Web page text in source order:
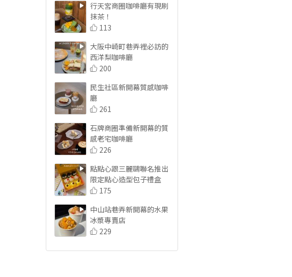
行天宮商圈咖啡廳有現刷
抹茶！
113
大阪中崎町巷弄裡必訪的
西洋梨咖啡廳
200
民生社區新開幕質感咖啡
廳
261
石牌商圈準備新開幕的質
感老宅咖啡廳
226
點點心跟三麗鷗聯名推出
限定點心造型包子禮盒
175
中山站巷弄新開幕的水果
冰漿專賣店
229
東門新開幕日式可麗餅